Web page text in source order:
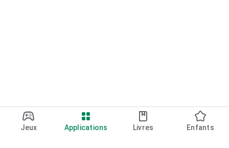
Jeux Applications Livres Enfants